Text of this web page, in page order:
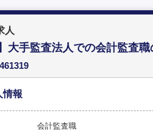
人
大手監査法人での会計監査職
情報
会計監査職